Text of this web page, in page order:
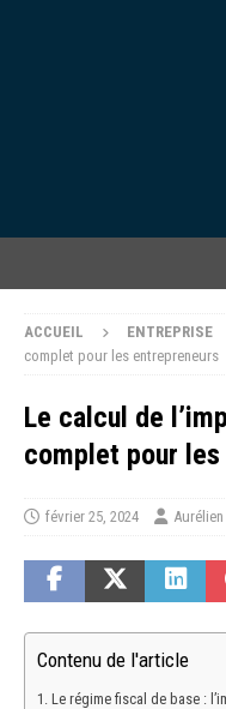
ACCUEIL ENTREPRISE
complet pour les entrepreneurs
Le calcul de
complet pour
février 25, 2024
Contenu de l'article
Le régime fiscal de base :